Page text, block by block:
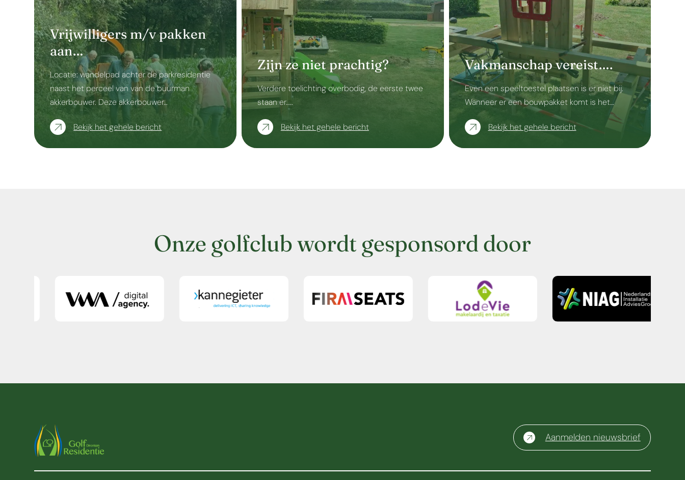
Vrijwilligers m/v pakken
aan…
Locatie: wandelpad achter de parkresidentie
naast het perceel van van de buurman
akkerbouwer. Deze akkerbouwer…
Bekijk het gehele bericht
Zijn ze niet prachtig?
Verdere toelichting overbodig, de eerste twee
staan er…..
Bekijk het gehele bericht
Vakmanschap vereist….
Even een speeltoestel plaatsen is er niet bij.
Wanneer er een bouwpakket komt is het…
Bekijk het gehele bericht
Onze golfclub wordt gesponsord door
Aanmelden nieuwsbrief